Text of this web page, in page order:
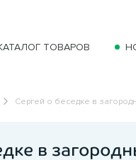
ТОВАРОВ
Сергей о беседке в
в